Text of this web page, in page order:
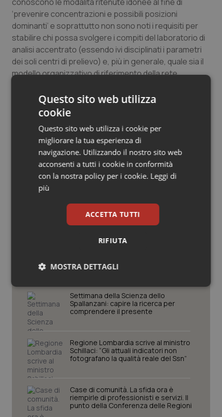
Salute orale & impianti
Sangue & coagulazione
Tiroide
Tumore ovarico
Tumori del Polmone & Testa Collo
Tumori gastrointestinali
Ulcera & Reflusso
‘prevenire concentrazioni e possibili posizioni
dominanti’ e soprattutto non sono noti i requisiti per
stabilire chi possa svolgere i compiti del laboratorio di
analisi accentrato (essendo ivi disciplinati i parametri
dei soli centri di prelievo) e, più in generale, quale sia il
modello organizzativo di riferimento della rete
tempi massimi di consegna delle provette ecc…)”. Per i
giudici anche sotto tale aspetto sussiste dunque la
14 Giugno 2018
© Riproduzione riservata
Potrebbe interessarti in
Molise
Settimana della Scienza dello
Spallanzani: capire la ricerca per
comprendere il presente
Regione Lombardia scrive al ministro
Schillaci: “Gli attuali indicatori non
fotografano la qualità reale del Ssn”
Case di comunità. La sfida ora è
riempirle di professionisti e servizi. Il
punto della Conferenza delle Regioni
Questo sito web utilizza
cookie
Questo sito web utilizza i cookie per
migliorare la tua esperienza di
navigazione. Utilizzando il nostro sito web
acconsenti a tutti i cookie in conformità
con la nostra policy per i cookie. Leggi di
più
ACCETTA TUTTI
RIFIUTA
MOSTRA DETTAGLI
Necessari Statistici Marketing
Necessari Statistici Marketing
I cookie necessari contribuiscono a rendere fruibile il
navigazione sulle pagine e l'accesso alle aree
protette del sito. Il sito web non è in grado di
funzionare correttamente senza questi cookie.